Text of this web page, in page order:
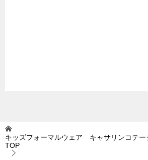
キッズフォーマルウェア キャサリンコテー
TOP